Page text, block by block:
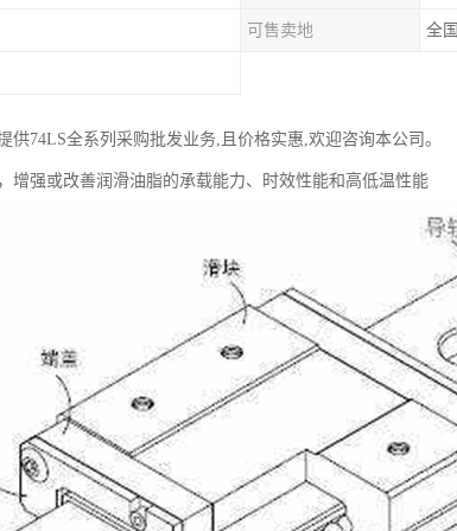
可售卖地 全国
供74LS全系列采购批发业务,且价格实惠,欢迎咨询本公司。
增强或改善润滑油脂的承载能力、时效性能和高低温性能